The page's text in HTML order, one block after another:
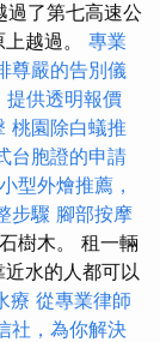
過了第七高速公
越過。 專業
尊嚴的告別儀
提供透明報價
桃園除白蟻推
台胞證的申請
小型外燴推薦，
步驟 腳部按摩
樹木。 租一輛
水的人都可以
療 從專業律師
社，為你解決